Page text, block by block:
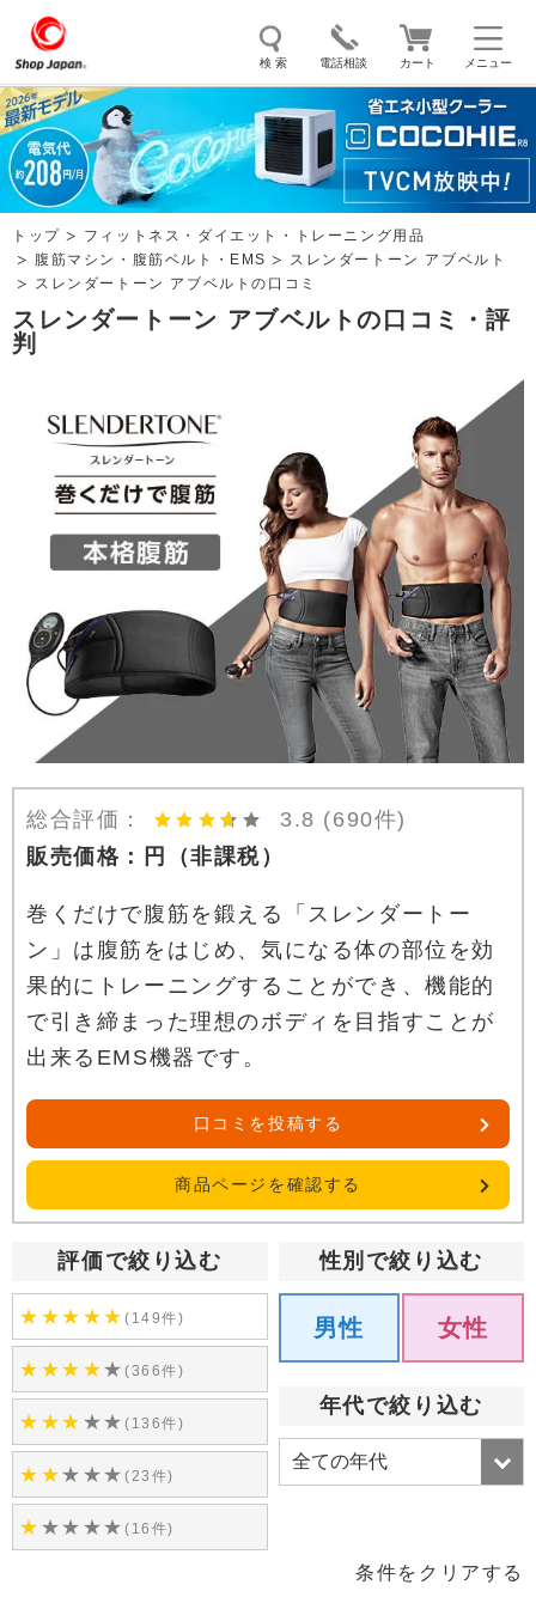
メニュー
検 索 電話相談 カート
トゥルースリーパー ソイリッチ ここひえ 枕
掃除機 クッキングプロ マイキュット
エアコン オーラルスマイル
トップ
フィットネス・ダイエット・トレーニング用品
腹筋マシン・腹筋ベルト・EMS
スレンダートーン アブベルト
スレンダートーン アブベルトの口コミ
スレンダートーン アブベルトの口コミ・評
判
総合評価： 3.8 (690件)
販売価格：
円 （非課税）
巻くだけで腹筋を鍛える「スレンダートー
ン」は腹筋をはじめ、気になる体の部位を効
果的にトレーニングすることができ、機能的
で引き締まった理想のボディを目指すことが
出来るEMS機器です。
口コミを投稿する
商品ページを確認する
評価で絞り込む
★ ★★ ★★(149件)
★ ★★ ★★(366件)
★ ★★ ★★(136件)
★ ★★ ★★(23件)
★ ★★ ★★(16件)
性別で絞り込む
男性 女性
年代で絞り込む
条件をクリアする